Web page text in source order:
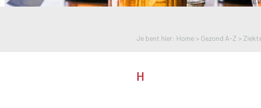
Je bent hier: Home > Gezond A-Z >
H